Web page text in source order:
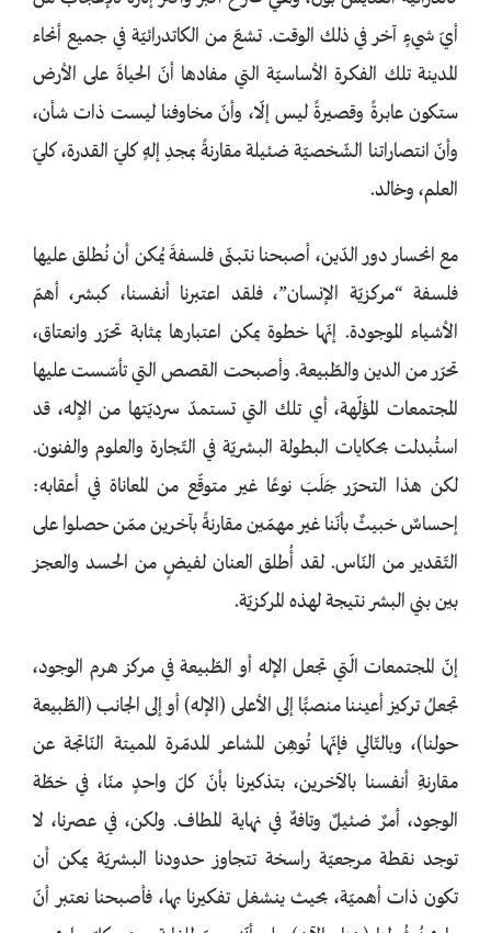
أيّ شيءٍ آخر في ذلك الوقت. تشعّ من الكاتدرائيّة في جميع أنحاء
المدينة تلك الفكرة الأساسيّة التي مفادها أنّ الحياةَ على الأرض
ستكون عابرةً وقصيرةً ليس إلّا، وأنّ مخاوفنا ليست ذات شأن،
وأنّ انتصاراتنا الشّخصيّة ضئيلة مقارنةً بمجدِ إلهٍ كليّ القدرة، كليّ
العلم، وخالد.
مع انحسار دور الدّين، أصبحنا نتبنّى فلسفةَ يُمكن أن نُطلق عليها
فلسفة “مركزيّة الإنسان”، فلقد اعتبرنا أنفسنا، كبشر، أهمّ
الأشياء الموجودة. إنّها خطوة يمكن اعتبارها بمثابة تحرّر وانعتاق،
تحرّر من الدين والطّبيعة. وأصبحت القصص التي تأسّست عليها
المجتمعات المؤلّهة، أي تلك التي تستمدّ سرديّتها من الإله، قد
استُبدلت بحكايات البطولة البشريّة في التّجارة والعلوم والفنون.
لكن هذا التحرّر جَلَبَ نوعًا غير متوقّع من المعاناة في أعقابه:
إحساسٌ خبيثٌ بأنّنا غير مهمّين مقارنةً بآخرين ممّن حصلوا على
التّقدير من النّاس. لقد أُطلق العنان لفيضٍ من الحسد والعجز
بين بني البشر نتيجة لهذه المركزيّة.
إنّ المجتمعات الّتي تجعل الإله أو الطّبيعة في مركز هرم الوجود،
تجعلُ تركيز أعيننا منصبًّا إلى الأعلى (الإله) أو إلى الجانب (الطّبيعة
حولنا)، وبالتّالي فإنّها تُوهِن المشاعر المدمّرة المميتة النّاتجة عن
مقارنةِ أنفسنا بالآخرين، بتذكيرنا بأنّ كلّ واحدٍ منّا، في خطّة
الوجود، أمرٌ ضئيلٌ وتافهٌ في نهاية المطاف. ولكن، في عصرنا، لا
توجد نقطة مرجعيّة راسخة تتجاوز حدودنا البشريّة يمكن أن
تكون ذات أهميّة، بحيث ينشغل تفكيرنا بها، فأصبحنا نعتبر أنّ